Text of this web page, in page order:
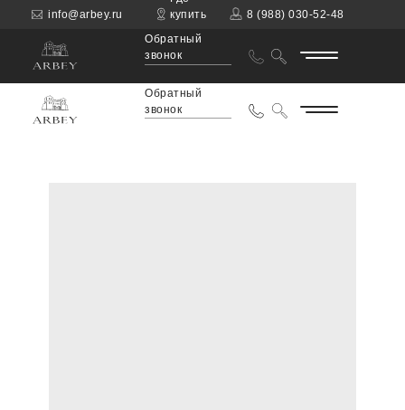
купить
8 (988) 030-52-48
info@arbey.ru
Обратный
звонок
Обратный
звонок